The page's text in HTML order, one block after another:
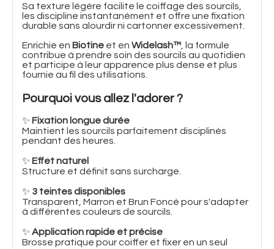
Sa texture légère facilite le coiffage des sourcils,
les discipline instantanément et offre une fixation
durable sans alourdir ni cartonner excessivement.
Enrichie en Biotine et en Widelash™ , la formule
contribue à prendre soin des sourcils au quotidien
et participe à leur apparence plus dense et plus
fournie au fil des utilisations.
Pourquoi vous allez l'adorer ?
✨ Fixation longue durée
Maintient les sourcils parfaitement disciplinés
pendant des heures.
✨ Effet naturel
Structure et définit sans surcharge.
✨ 3 teintes disponibles
Transparent, Marron et Brun Foncé pour s'adapter
à différentes couleurs de sourcils.
✨ Application rapide et précise
Brosse pratique pour coiffer et fixer en un seul